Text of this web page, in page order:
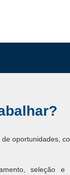
oportunidades,
seleção e